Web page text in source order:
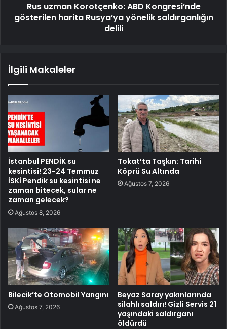
Rus uzman Korotçenko: ABD Kongresi’nde
gösterilen harita Rusya’ya yönelik saldırganlığın
delili
İlgili Makaleler
İstanbul PENDİK su
kesintisi! 23-24 Temmuz
İSKİ Pendik su kesintisi ne
zaman bitecek, sular ne
zaman gelecek?
Ağustos 8, 2026
Tokat’ta Taşkın: Tarihi
Köprü Su Altında
Ağustos 7, 2026
Bilecik’te Otomobil Yangını
Ağustos 7, 2026
Beyaz Saray yakınlarında
silahlı saldırı! Gizli Servis 21
yaşındaki saldırganı
öldürdü